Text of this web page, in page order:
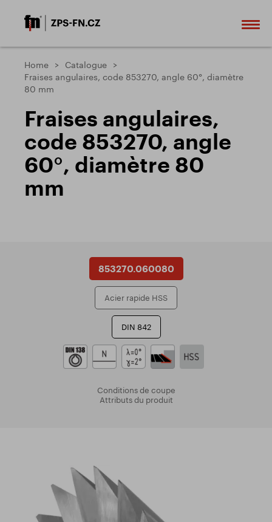
Home
Catalogue
Fraises angulaires, code 853270, angle 60°, diamètre
80 mm
Fraises angulaires,
code 853270, angle
60°, diamètre 80
mm
853270.060080
Acier rapide HSS
DIN 842
Conditions de coupe
Attributs du produit